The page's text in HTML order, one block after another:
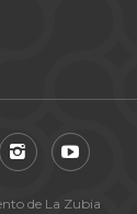
de La Zubia